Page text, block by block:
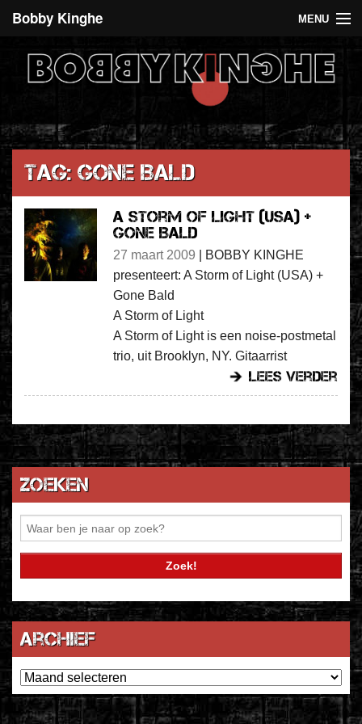
Bobby Kinghe MENU
Recent
De 5 euro club
Over Bobby Kinghe
Tag: Gone Bald
A Storm of Light (USA) +
Gone Bald
27 maart 2009
BOBBY KINGHE
presenteert: A Storm of Light (USA) +
Gone Bald
A Storm of Light
A Storm of Light is een noise-postmetal
trio, uit Brooklyn, NY. Gitaarrist
lees verder
Zoeken
Archief
Archief